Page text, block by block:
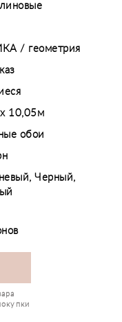
/ геометрия
10,05м
обои
Черный,